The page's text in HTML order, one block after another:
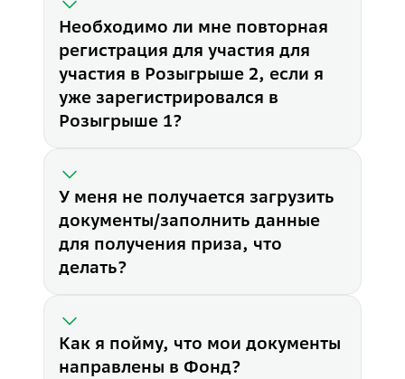
Как понять, что я
Вы получите письмо
Могу ли я участвовать и в
Да, для участия в
Необходимо ли мне
Нет, повторная
Проверьте формат и объем
- формат файлов должен
Как я пойму, что мои
После подписания
У меня в паспорте
Если в паспорте
Необходимо ли мне повторная
регистрация для участия для
участия в Розыгрыше 2, если я
уже зарегистрировался в
Розыгрыше 1?
У меня не получается загрузить
документы/заполнить данные
для получения приза, что
делать?
Как я пойму, что мои документы
направлены в Фонд?